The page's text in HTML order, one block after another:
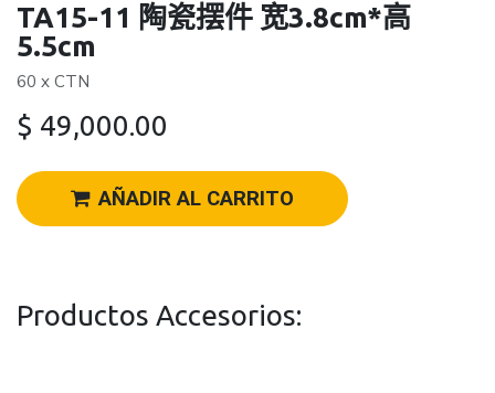
TA15-11 陶瓷摆件 宽3.8cm*高
5.5cm
60 x CTN
$ 49,000.00
AÑADIR AL CARRITO
Productos Accesorios: